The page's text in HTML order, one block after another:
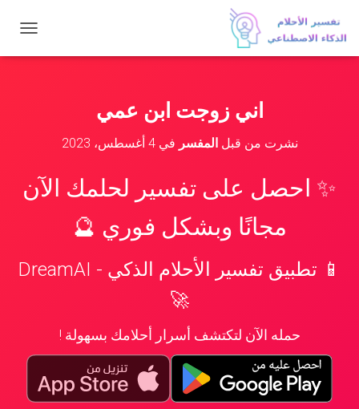
ب
ل
اني زوجت ابن عمي
نشرت من قبلالمفسر في4 أغسطس، 2023
✨ احصل على تفسير لحلمك الآن
مجانًا وبشكل فوري 🔮
📱 تطبيق تفسير الأحلام الذكي - DreamAI
🚀
حمله الآن لتكتشف أسرار أحلامك بسهولة !